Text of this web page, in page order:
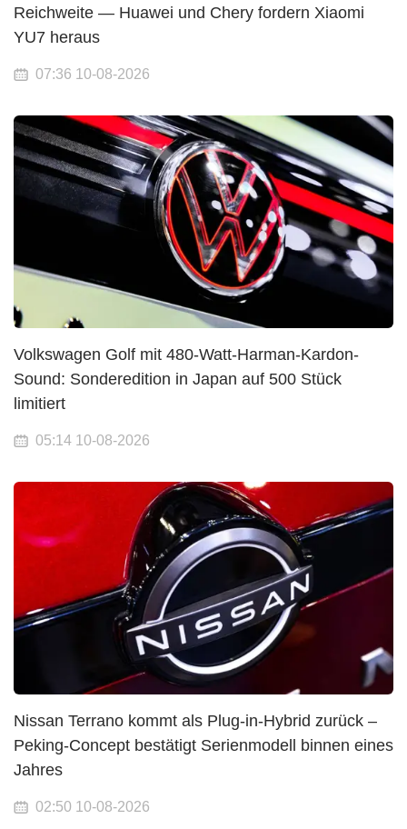
Reichweite — Huawei und Chery fordern Xiaomi
YU7 heraus
07:36 10-08-2026
Volkswagen Golf mit 480-Watt-Harman-Kardon-
Sound: Sonderedition in Japan auf 500 Stück
limitiert
05:14 10-08-2026
Nissan Terrano kommt als Plug-in-Hybrid zurück –
Peking-Concept bestätigt Serienmodell binnen eines
Jahres
02:50 10-08-2026